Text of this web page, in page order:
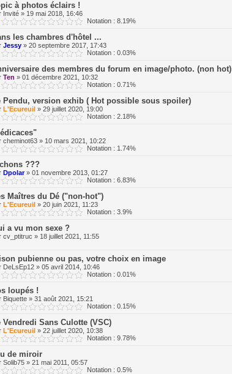
à photos éclairs !
Invité » 19 mai 2018, 16:46
Notation : 8.19%
les chambres d'hôtel ...
Jessy » 20 septembre 2017, 17:43
Notation : 0.03%
des membres du forum en image/photo. (non hot)
Ten » 01 décembre 2021, 10:32
Notation : 0.71%
Pendu, version exhib ( Hot possible sous spoiler)
L'Ecureuil » 29 juillet 2020, 19:00
Notation : 2.18%
cheminot63 » 10 mars 2021, 10:22
Notation : 1.74%
???
Dpolar» 01 novembre 2013, 01:27
Notation : 6.83%
Maîtres du Dé ("non-hot")
L'Ecureuil » 20 juin 2021, 11:23
Notation : 3.9%
a vu mon sexe ?
cv_ptitruc » 18 juillet 2021, 11:55
pubienne ou pas, votre choix en image
DeLsEp12 » 05 avril 2014, 10:46
Notation : 0.01%
loupés !
Biquette » 31 août 2021, 15:21
Notation : 0.15%
Vendredi Sans Culotte (VSC)
L'Ecureuil » 22 juillet 2020, 10:38
Notation : 9.78%
de miroir
Solib75 » 21 mai 2011, 05:57
Notation : 0.5%